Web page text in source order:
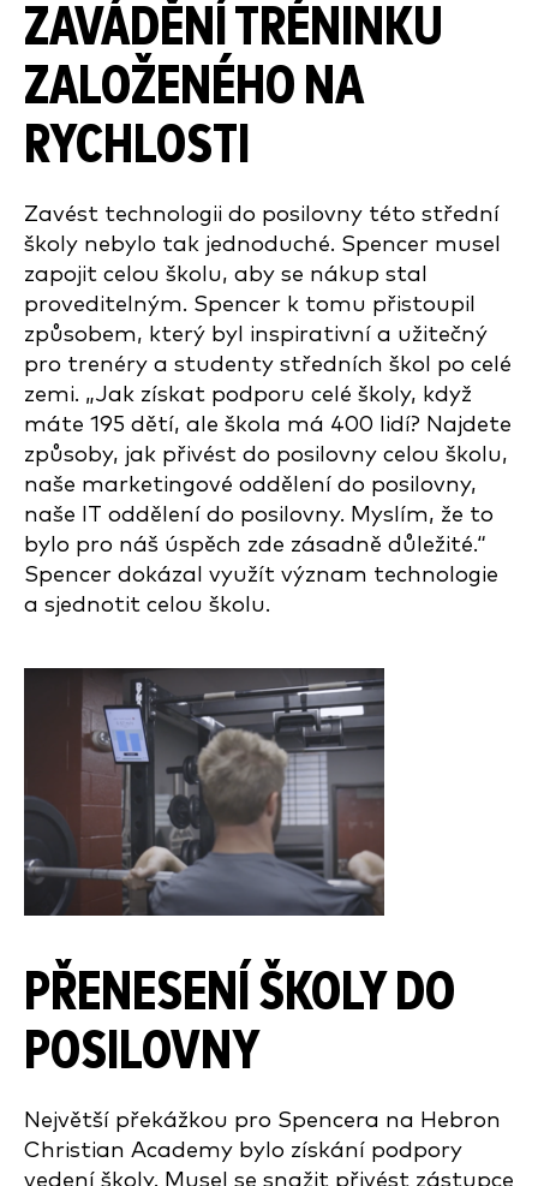
ZAVÁDĚNÍ TRÉNINKU
ZALOŽENÉHO NA
RYCHLOSTI
Zavést technologii do posilovny této střední
školy nebylo tak jednoduché. Spencer musel
zapojit celou školu, aby se nákup stal
proveditelným. Spencer k tomu přistoupil
způsobem, který byl inspirativní a užitečný
pro trenéry a studenty středních škol po celé
zemi. „Jak získat podporu celé školy, když
máte 195 dětí, ale škola má 400 lidí? Najdete
způsoby, jak přivést do posilovny celou školu,
naše marketingové oddělení do posilovny,
naše IT oddělení do posilovny. Myslím, že to
bylo pro náš úspěch zde zásadně důležité.“
Spencer dokázal využít význam technologie
a sjednotit celou školu.
PŘENESENÍ ŠKOLY DO
POSILOVNY
Největší překážkou pro Spencera na Hebron
Christian Academy bylo získání podpory
vedení školy. Musel se snažit přivést zástupce